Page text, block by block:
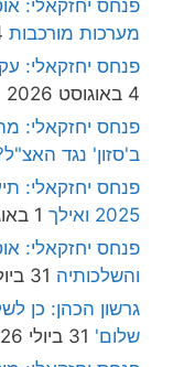
פנחס יחזקאלי:
מערכות מורכבות 4
פנחס יחזקאלי:
4 באוגוסט 2026
פנחס יחזקאלי:
ב'סזון' נגד
פנחס יחזקאלי:
2025 ואילך
1 באוגוסט 2026
פנחס יחזקאלי:
והשלכותיה 31 ביולי 2026
גרשון הכהן: כן
שלום' 31 ביולי 2026